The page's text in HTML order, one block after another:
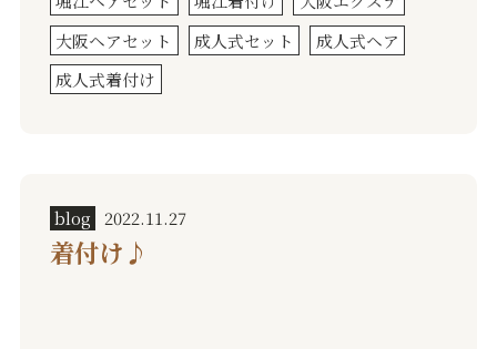
大阪ヘアセット
成人式セット
成人式ヘア
成人式着付け
blog 2022.11.27
着付け♪︎